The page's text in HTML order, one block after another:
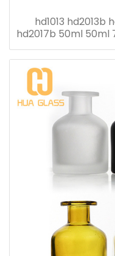
hd1013 hd2013b
hd2017b 50ml 50ml
flacon